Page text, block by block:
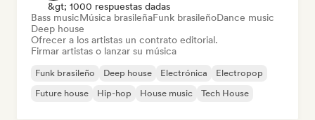
&gt; 1000 respuestas dadas
Bass musicMúsica brasileñaFunk brasileñoDance music
Deep house
Ofrecer a los artistas un contrato editorial.
Firmar artistas o lanzar su música
Funk brasileño Deep house Electrónica
Electropop
Future house
Hip-hop House music Tech House